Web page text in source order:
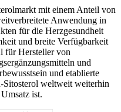
mit einem Anteil von
Anwendung in
für die Herzgesundheit
und breite Verfügbarkeit
für Hersteller von
und
und etablierte
Sitosterol weltweit weiterhin
ist.